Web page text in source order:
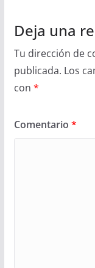
Deja una
Tu dirección de
publicada. Los
con *
Comentario *